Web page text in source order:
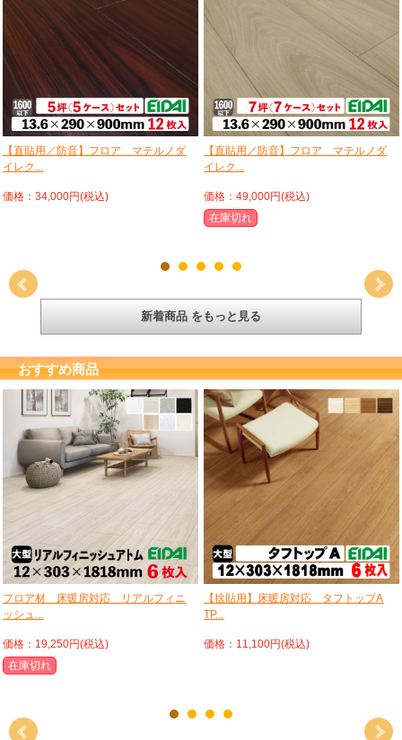
【直貼用／防音】フロア マテルノダ
イレク...
価格：34,000円(税込)
【直貼用／防音】フロア マテルノダ
イレク...
価格：49,000円(税込)
在庫切れ
新着商品 をもっと見る
おすすめ商品
フロア材 床暖房対応 リアルフィニ
ッシュ...
価格：19,250円(税込)
在庫切れ
【捨貼用】床暖房対応 タフトップA
TP...
価格：11,100円(税込)